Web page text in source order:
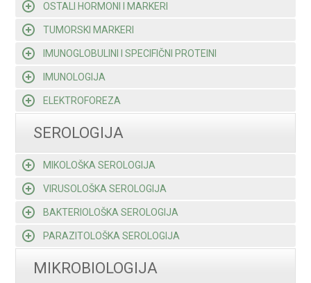
OSTALI HORMONI I MARKERI
TUMORSKI MARKERI
IMUNOGLOBULINI I SPECIFIČNI PROTEINI
IMUNOLOGIJA
ELEKTROFOREZA
SEROLOGIJA
MIKOLOŠKA SEROLOGIJA
VIRUSOLOŠKA SEROLOGIJA
BAKTERIOLOŠKA SEROLOGIJA
PARAZITOLOŠKA SEROLOGIJA
MIKROBIOLOGIJA